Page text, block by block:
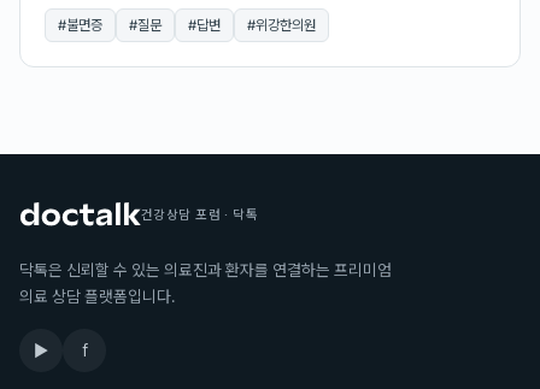
#불면증 #질문 #답변 #위강한의원
건강상담 포럼 · 닥톡
닥톡은 신뢰할 수 있는 의료진과 환자를 연결하는 프리미엄
의료 상담 플랫폼입니다.
▶ f